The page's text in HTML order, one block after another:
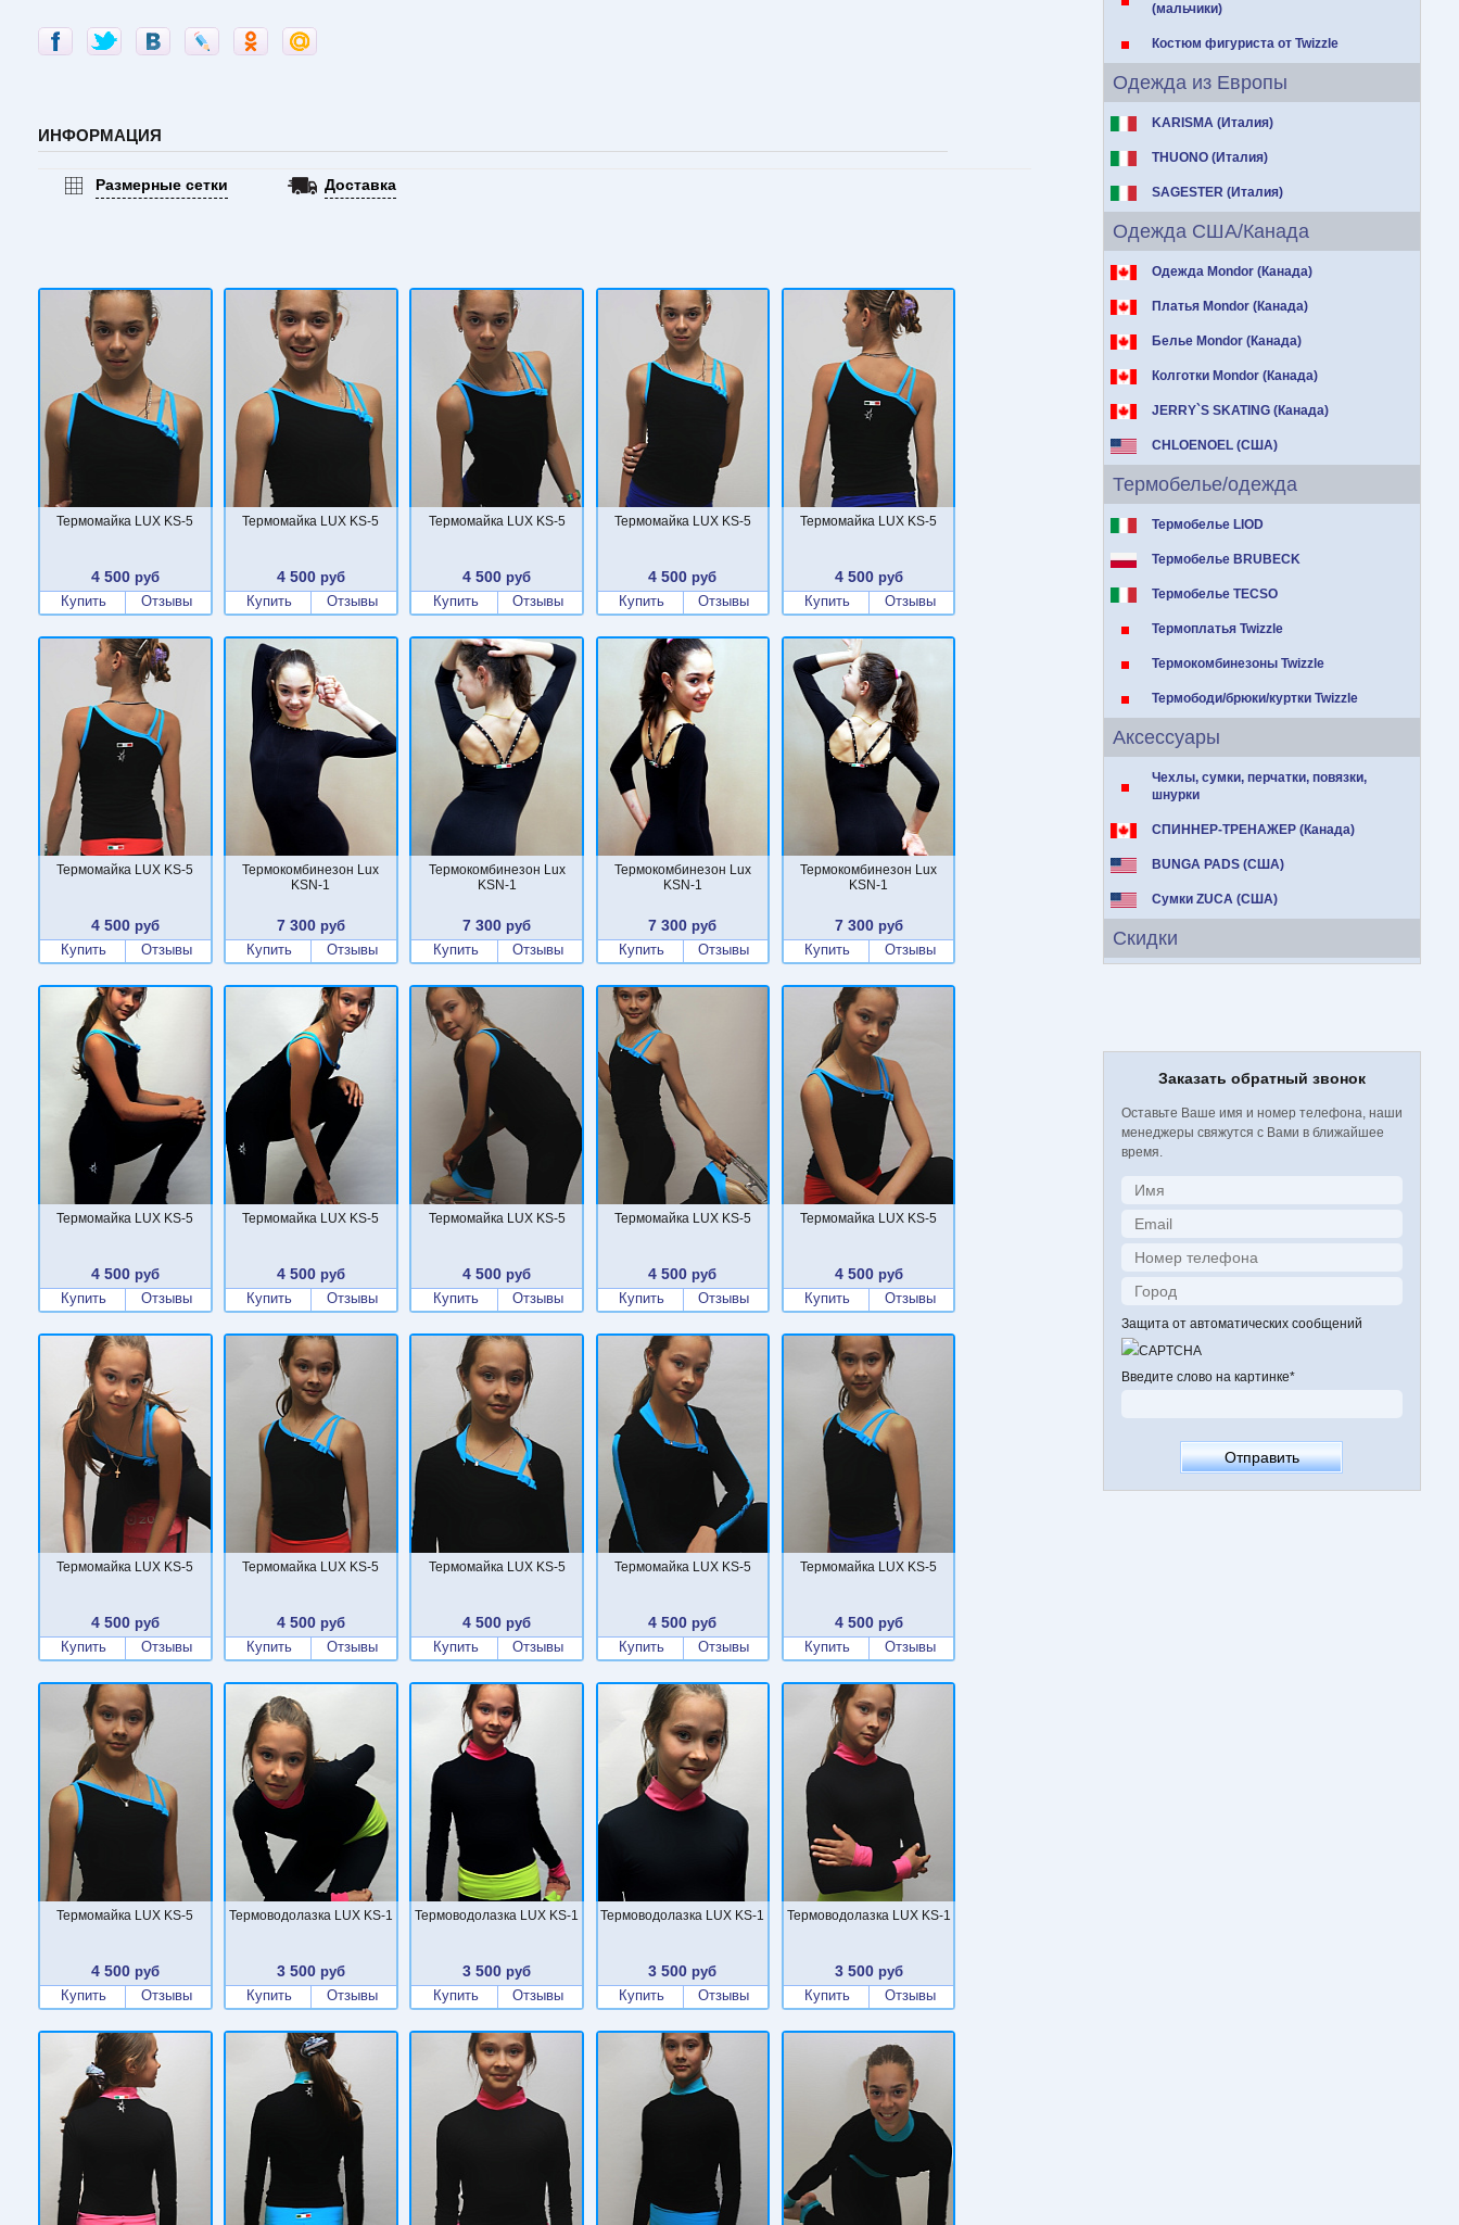
(мальчики)
Костюм фигуриста от Twizzle
Одежда из Европы
KARISMA (Италия)
THUONO (Италия)
SAGESTER (Италия)
Одежда США/Канада
Одежда Mondor (Канада)
Платья Mondor (Канада)
Белье Mondor (Канада)
Колготки Mondor (Канада)
JERRY`S SKATING (Канада)
CHLOENOEL (США)
Термобелье/одежда
Термобелье LIOD
Термобелье BRUBECK
Термобелье TECSO
Термоплатья Twizzle
Термокомбинезоны Twizzle
Термободи/брюки/куртки Twizzle
Аксессуары
Чехлы, сумки, перчатки, повязки,
шнурки
СПИННЕР-ТРЕНАЖЕР (Канада)
BUNGA PADS (США)
Сумки ZUCA (США)
Скидки
Заказать обратный звонок
Оставьте Ваше имя и номер телефона, наши
менеджеры свяжутся с Вами в ближайшее
время.
Защита от автоматических сообщений
Введите слово на картинке*
ИНФОРМАЦИЯ
Размерные сетки Доставка
Термомайка LUX KS-5
4 500руб
Купить
Отзывы
Термомайка LUX KS-5
4 500руб
Купить
Отзывы
Термомайка LUX KS-5
4 500 руб
Купить
Отзывы
Термомайка LUX KS-5
4 500 руб
Купить
Отзывы
Термомайка LUX KS-5
4 500руб
Купить
Отзывы
Термомайка LUX KS-5
4 500руб
Купить
Отзывы
Термокомбинезон Lux
KSN-1
7 300руб
Купить
Отзывы
Термокомбинезон Lux
KSN-1
7 300 руб
Купить
Отзывы
Термокомбинезон Lux
KSN-1
7 300 руб
Купить
Отзывы
Термокомбинезон Lux
KSN-1
7 300руб
Купить
Отзывы
Термомайка LUX KS-5
4 500руб
Купить
Отзывы
Термомайка LUX KS-5
4 500руб
Купить
Отзывы
Термомайка LUX KS-5
4 500 руб
Купить
Отзывы
Термомайка LUX KS-5
4 500 руб
Купить
Отзывы
Термомайка LUX KS-5
4 500руб
Купить
Отзывы
Термомайка LUX KS-5
4 500руб
Купить
Отзывы
Термомайка LUX KS-5
4 500руб
Купить
Отзывы
Термомайка LUX KS-5
4 500 руб
Купить
Отзывы
Термомайка LUX KS-5
4 500 руб
Купить
Отзывы
Термомайка LUX KS-5
4 500руб
Купить
Отзывы
Термомайка LUX KS-5
4 500руб
Купить
Отзывы
Термоводолазка LUX KS-1
3 500руб
Купить
Отзывы
Термоводолазка LUX KS-1
3 500 руб
Купить
Отзывы
Термоводолазка LUX KS-1
3 500 руб
Купить
Отзывы
Термоводолазка LUX KS-1
3 500руб
Купить
Отзывы